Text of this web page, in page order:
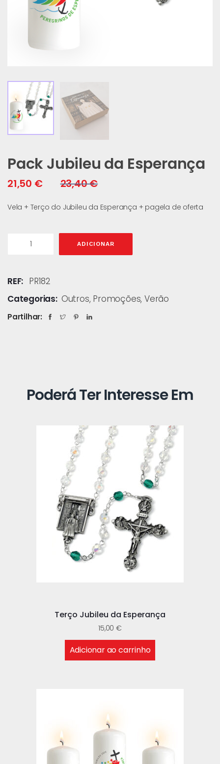
Pack Jubileu da Esperança
23,40€
21,50 €
Vela + Terço do Jubileu da Esperança + pagela de oferta
ADICIONAR
REF: PR182
Categorias: Outros, Promoções,Verão
Partilhar:
Poderá Ter Interesse Em
Terço Jubileu da Esperança
15,00 €
Adicionar ao carrinho